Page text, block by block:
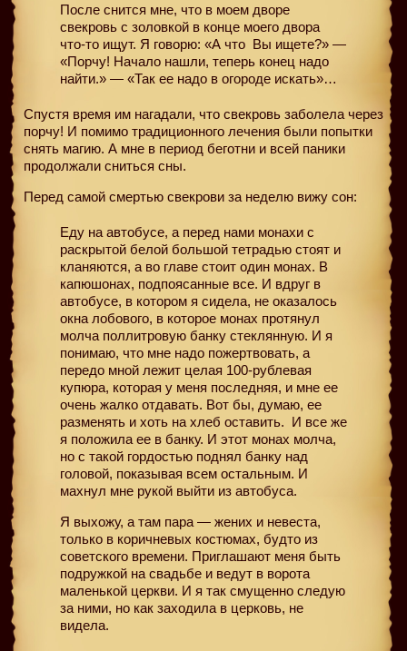
После снится мне, что в моем дворе
свекровь с золовкой в конце моего двора
что-то ищут. Я говорю: «А что Вы ищете?» —
«Порчу! Начало нашли, теперь конец надо
найти.» — «Так ее надо в огороде искать»…
Спустя время им нагадали, что свекровь заболела через
порчу! И помимо традиционного лечения были попытки
снять магию. А мне в период беготни и всей паники
продолжали сниться сны.
Перед самой смертью свекрови за неделю вижу сон:
Еду на автобусе, а перед нами монахи с
раскрытой белой большой тетрадью стоят и
кланяются, а во главе стоит один монах. В
капюшонах, подпоясанные все. И вдруг в
автобусе, в котором я сидела, не оказалось
окна лобового, в которое монах протянул
молча поллитровую банку стеклянную. И я
понимаю, что мне надо пожертвовать, а
передо мной лежит целая 100-рублевая
купюра, которая у меня последняя, и мне ее
очень жалко отдавать. Вот бы, думаю, ее
разменять и хоть на хлеб оставить. И все же
я положила ее в банку. И этот монах молча,
но с такой гордостью поднял банку над
головой, показывая всем остальным. И
махнул мне рукой выйти из автобуса.
Я выхожу, а там пара — жених и невеста,
только в коричневых костюмах, будто из
советского времени. Приглашают меня быть
подружкой на свадьбе и ведут в ворота
маленькой церкви. И я так смущенно следую
за ними, но как заходила в церковь, не
видела.